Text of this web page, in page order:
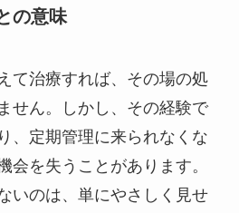
の意味
て治療すれば、その場の処
せん。しかし、その経験で
、定期管理に来られなくな
会を失うことがあります。
いのは、単にやさしく見せ